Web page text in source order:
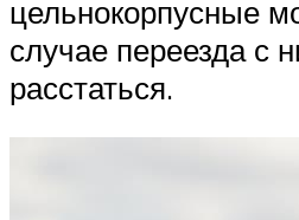
цельнокорпусные
случае переезда с
расстаться.